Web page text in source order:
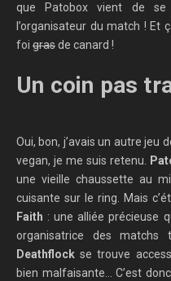
que Patobox vient de
l’organisateur du match ! Et
foi grasde canard !
Un coin pas
Oui, bon, j’avais un autre
vegan, je me suis retenu.
une vieille chaussette au
cuisante sur le ring. Mais
Faith : une alliée précieuse
organisatrice des matchs
Deathflock se trouve
bien malfaisante… C’est